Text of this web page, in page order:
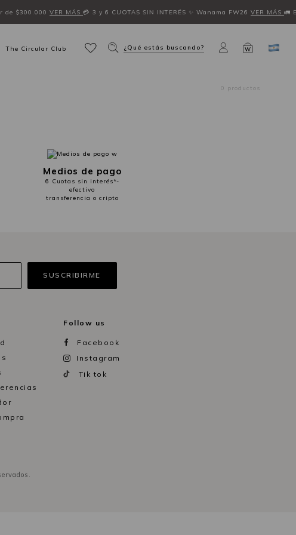
de $300.000 VER MÁS 💳 3 y 6 CUOTAS SIN INTERÉS ✨ Wanama FW26 VER MÁS 🚛
The Circular Club ¿Qué estás buscando? W
0 productos
Medios de pago
6 Cuotas sin interés*-
efectivo
transferencia o cripto
Follow us
Facebook
Instagram
Tik tok